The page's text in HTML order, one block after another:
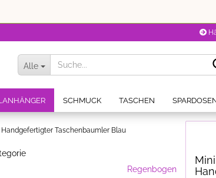
Alle
SCHMUCK TASCHEN
Taschenbaumler Blau
Regenbogen